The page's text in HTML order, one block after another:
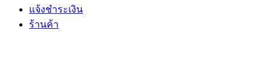
แจ้งชำระเงิน
ร้านค้า